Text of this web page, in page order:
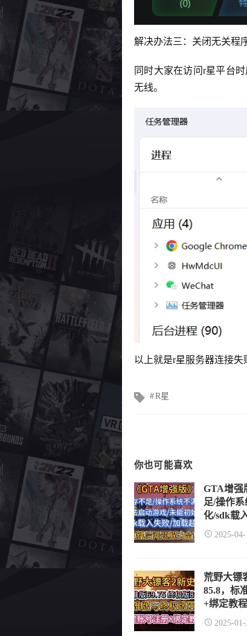
解决办法三：关闭无关程
同时大家在访问r星平台
无线。
以上就是r星服务器连接失
文R星
你也可能喜欢
GTA增强
足/操作
化/sdk载
2025-04-
荒野大镖
85.8，标
+绑定教程
2025-01-